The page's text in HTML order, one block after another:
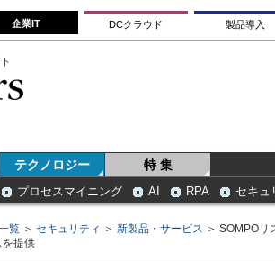
企業IT DCクラウド 製品導入
テクノロジー 特 集
プロセスマイニング AI RPA セキュ
覧 ＞ セキュリティ ＞ 新製品・サービス ＞ SOMPO
を提供